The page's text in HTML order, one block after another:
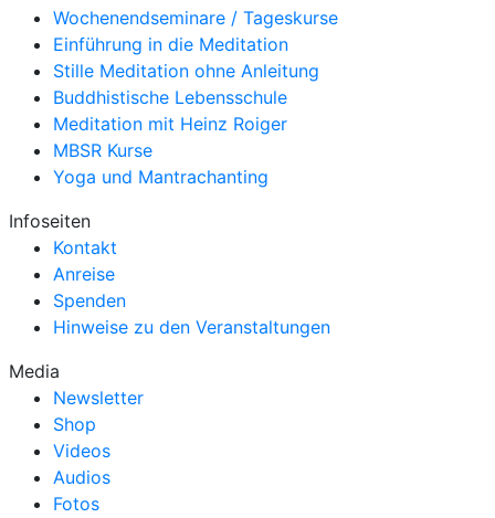
Wochenendseminare / Tageskurse
Einführung in die Meditation
Stille Meditation ohne Anleitung
Buddhistische Lebensschule
Meditation mit Heinz Roiger
MBSR Kurse
Yoga und Mantrachanting
Infoseiten
Kontakt
Anreise
Spenden
Hinweise zu den Veranstaltungen
Media
Newsletter
Shop
Videos
Audios
Fotos